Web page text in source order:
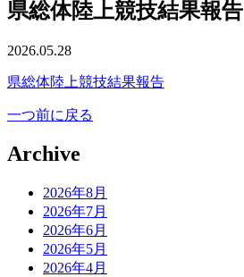
県総体陸上競技結果報告
2026.05.28
県総体陸上競技結果報告
一つ前に戻る
Archive
2026年8月
2026年7月
2026年6月
2026年5月
2026年4月